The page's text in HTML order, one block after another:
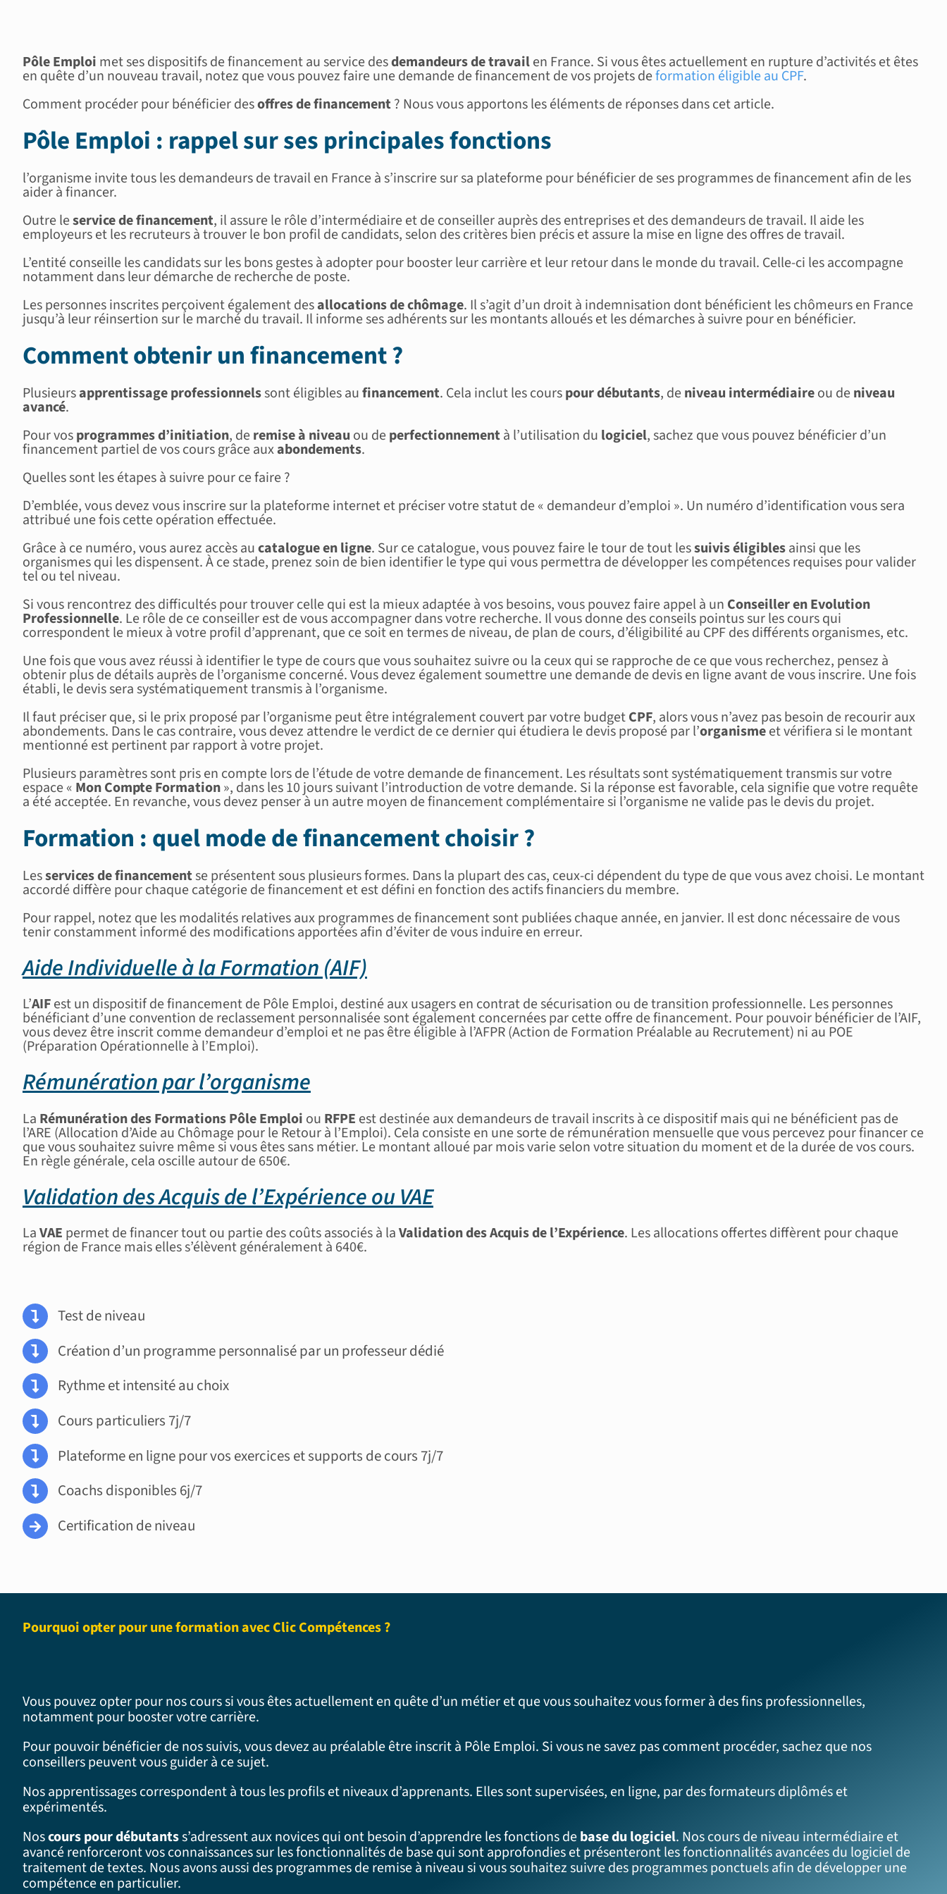
Pôle Emploi met ses dispositifs de financement au service desdemandeurs de travailen France. Si vous êtes actuellement en rupture d’activités et êtes
en quête d’un nouveau travail, notez que vous pouvez faire une demande de financement de vos projets deformation éligible au CPF.
Comment procéder pour bénéficier desoffres de financement? Nous vous apportons les éléments de réponses dans cet article.
Pôle Emploi : rappel sur ses principales fonctions
l’organisme invite tous les demandeurs de travail en France à s’inscrire sur sa plateforme pour bénéficier de ses programmes de financement afin de les
aider à financer.
Outre leservice de financement, il assure le rôle d’intermédiaire et de conseiller auprès des entreprises et des demandeurs de travail. Il aide les
employeurs et les recruteurs à trouver le bon profil de candidats, selon des critères bien précis et assure la mise en ligne des offres de travail.
L’entité conseille les candidats sur les bons gestes à adopter pour booster leur carrière et leur retour dans le monde du travail. Celle-ci les accompagne
notamment dans leur démarche de recherche de poste.
Les personnes inscrites perçoivent également desallocations de chômage. Il s’agit d’un droit à indemnisation dont bénéficient les chômeurs en France
jusqu’à leur réinsertion sur le marché du travail. Il informe ses adhérents sur les montants alloués et les démarches à suivre pour en bénéficier.
Comment obtenir un financement ?
Plusieursapprentissage professionnelssont éligibles aufinancement. Cela inclut les courspour débutants, deniveau intermédiaireou deniveau
avancé.
Pour vosprogrammes d’initiation, deremise à niveau ou deperfectionnementà l’utilisation du logiciel, sachez que vous pouvez bénéficier d’un
financement partiel de vos cours grâce auxabondements.
Quelles sont les étapes à suivre pour ce faire ?
D’emblée, vous devez vous inscrire sur la plateforme internet et préciser votre statut de « demandeur d’emploi ». Un numéro d’identification vous sera
attribué une fois cette opération effectuée.
Grâce à ce numéro, vous aurez accès aucatalogue en ligne. Sur ce catalogue, vous pouvez faire le tour de tout lessuivis éligiblesainsi que les
organismes qui les dispensent. À ce stade, prenez soin de bien identifier le type qui vous permettra de développer les compétences requises pour valider
tel ou tel niveau.
Si vous rencontrez des difficultés pour trouver celle qui est la mieux adaptée à vos besoins, vous pouvez faire appel à un Conseiller en Evolution
Professionnelle. Le rôle de ce conseiller est de vous accompagner dans votre recherche. Il vous donne des conseils pointus sur les cours qui
correspondent le mieux à votre profil d’apprenant, que ce soit en termes de niveau, de plan de cours, d’éligibilité au CPF des différents organismes, etc.
Une fois que vous avez réussi à identifier le type de cours que vous souhaitez suivre ou la ceux qui se rapproche de ce que vous recherchez, pensez à
obtenir plus de détails auprès de l’organisme concerné. Vous devez également soumettre une demande de devis en ligne avant de vous inscrire. Une fois
établi, le devis sera systématiquement transmis à l’organisme.
Il faut préciser que, si le prix proposé par l’organisme peut être intégralement couvert par votre budgetCPF, alors vous n’avez pas besoin de recourir aux
abondements. Dans le cas contraire, vous devez attendre le verdict de ce dernier qui étudiera le devis proposé par l’organismeet vérifiera si le montant
mentionné est pertinent par rapport à votre projet.
Plusieurs paramètres sont pris en compte lors de l’étude de votre demande de financement. Les résultats sont systématiquement transmis sur votre
espace « Mon Compte Formation», dans les 10 jours suivant l’introduction de votre demande. Si la réponse est favorable, cela signifie que votre requête
a été acceptée. En revanche, vous devez penser à un autre moyen de financement complémentaire si l’organisme ne valide pas le devis du projet.
Formation : quel mode de financement choisir ?
Lesservices de financementse présentent sous plusieurs formes. Dans la plupart des cas, ceux-ci dépendent du type de que vous avez choisi. Le montant
accordé diffère pour chaque catégorie de financement et est défini en fonction des actifs financiers du membre.
Pour rappel, notez que les modalités relatives aux programmes de financement sont publiées chaque année, en janvier. Il est donc nécessaire de vous
tenir constamment informé des modifications apportées afin d’éviter de vous induire en erreur.
Aide Individuelle à la Formation (AIF)
L’AIFest un dispositif de financement de Pôle Emploi, destiné aux usagers en contrat de sécurisation ou de transition professionnelle. Les personnes
bénéficiant d’une convention de reclassement personnalisée sont également concernées par cette offre de financement. Pour pouvoir bénéficier de l’AIF,
vous devez être inscrit comme demandeur d’emploi et ne pas être éligible à l’AFPR (Action de Formation Préalable au Recrutement) ni au POE
(Préparation Opérationnelle à l’Emploi).
Rémunération par l’organisme
La Rémunération des Formations Pôle Emploi ou RFPE est destinée aux demandeurs de travail inscrits à ce dispositif mais qui ne bénéficient pas de
l’ARE (Allocation d’Aide au Chômage pour le Retour à l’Emploi). Cela consiste en une sorte de rémunération mensuelle que vous percevez pour financer ce
que vous souhaitez suivre même si vous êtes sans métier. Le montant alloué par mois varie selon votre situation du moment et de la durée de vos cours.
En règle générale, cela oscille autour de 650€.
Validation des Acquis de l’Expérience ou VAE
LaVAE permet de financer tout ou partie des coûts associés à laValidation des Acquis de l’Expérience. Les allocations offertes diffèrent pour chaque
région de France mais elles s’élèvent généralement à 640€.
Test de niveau
Création d’un programme personnalisé par un professeur dédié
Rythme et intensité au choix
Cours particuliers 7j/7
Plateforme en ligne pour vos exercices et supports de cours 7j/7
Coachs disponibles 6j/7
Certification de niveau
Pourquoi opter pour une formation avec Clic Compétences ?
Vous pouvez opter pour nos cours si vous êtes actuellement en quête d’un métier et que vous souhaitez vous former à des fins professionnelles,
notamment pour booster votre carrière.
Pour pouvoir bénéficier de nos suivis, vous devez au préalable être inscrit à Pôle Emploi. Si vous ne savez pas comment procéder, sachez que nos
conseillers peuvent vous guider à ce sujet.
Nos apprentissages correspondent à tous les profils et niveaux d’apprenants. Elles sont supervisées, en ligne, par des formateurs diplômés et
expérimentés.
Noscours pour débutantss’adressent aux novices qui ont besoin d’apprendre les fonctions debase du logiciel. Nos cours de niveau intermédiaire et
avancé renforceront vos connaissances sur les fonctionnalités de base qui sont approfondies et présenteront les fonctionnalités avancées du logiciel de
traitement de textes. Nous avons aussi des programmes de remise à niveau si vous souhaitez suivre des programmes ponctuels afin de développer une
compétence en particulier.